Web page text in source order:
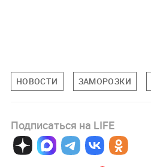
НОВОСТИ ЗАМОРОЗКИ
Подписаться на LIFE